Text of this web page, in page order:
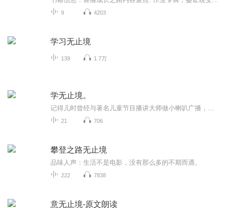
9 4203
学习无止境
139 1.7万
学无止境。
21 706
攀登之路无止境
品味人声：生活不是电影，没有那么多的不期而遇。
222 7838
意无止境-原文朗读